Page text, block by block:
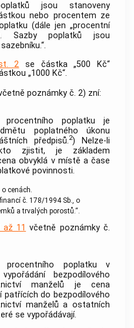
jsou stanoveny
nebo procentem ze
(dále jen „procentní
Sazby poplatků jsou
2 se částka „500 Kč“
„1000 Kč“.
poznámky č. 2) zní:
procentního poplatku je
poplatného úkonu
předpisů.2) Nelze-li
zjistit, je základem
obvyklá v místě a čase
povinnosti.
cenách.
č. 178/1994 Sb., o
a trvalých porostů.“.
11 včetně poznámky č.
procentního poplatku v
bezpodílového
manželů je cena
patřících do bezpodílového
manželů a ostatních
se vypořádávají.